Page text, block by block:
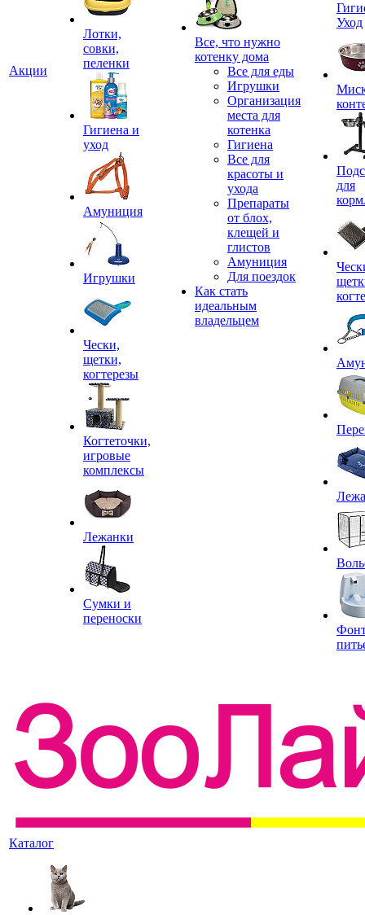
Акции
Лотки,
совки,
пеленки
Гигиена и
уход
Амуниция
Игрушки
Чески,
щетки,
когтерезы
Когтеточки,
игровые
комплексы
Лежанки
Сумки и
переноски
Все, что нужно
котенку дома
Все для еды
Игрушки
Организация
места для
котенка
Гигиена
Все для
красоты и
ухода
Препараты
от блох,
клещей и
глистов
Амуниция
Для поездок
Как стать
идеальным
владельцем
Уход
для
Каталог